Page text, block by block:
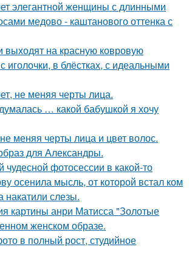
элегантной женщины с длинными
медово - каштанового оттенка с
выходят на красную ковровую
иголочки, в блёстках, с идеальными
не меняя черты лица.
… какой бабушкой я хочу
меняя черты лица и цвет волос.
для Александры.
чудесной фотосессии в какой-то
осенила мысль, от которой встал ком
накатили слезы.
картины анри Матисса "Золотые
женском образе.
в полный рост, студийное